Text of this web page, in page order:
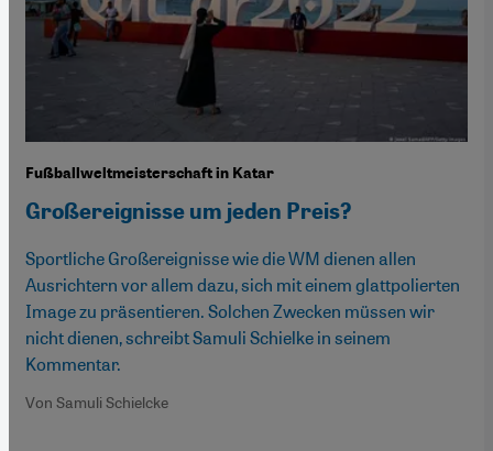
Fußballweltmeisterschaft in Katar
Großereignisse um jeden Preis?
Sportliche Großereignisse wie die WM dienen allen
Ausrichtern vor allem dazu, sich mit einem glattpolierten
Image zu präsentieren. Solchen Zwecken müssen wir
nicht dienen, schreibt Samuli Schielke in seinem
Kommentar.
Von Samuli Schielcke